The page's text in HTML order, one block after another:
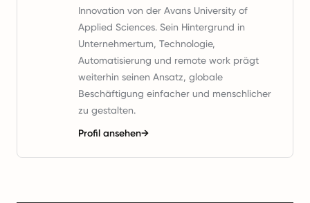
Innovation von der Avans University of
Applied Sciences. Sein Hintergrund in
Unternehmertum, Technologie,
Automatisierung und remote work prägt
weiterhin seinen Ansatz, globale
Beschäftigung einfacher und menschlicher
zu gestalten.
Profil ansehen→